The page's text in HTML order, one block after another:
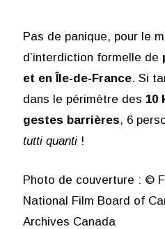
Pas de panique, pour le
d’interdiction formelle de
et en Île-de-France. Si
dans le périmètre des 10
gestes barrières, 6
tutti quanti!
Photo de couverture : ©
National Film Board of
Archives Canada